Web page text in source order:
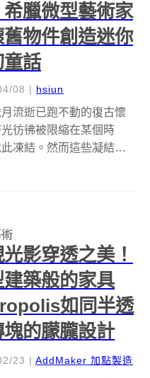
希臘微型藝術家
物件創造迷你
話
08 | hsiun
流逝已跑不動的復古懷
彷彿被限縮在某個時
凍結。然而這些凝結起
錶、吊墜等懷舊物件
影穿透之美！
築般的家具
如同半透
的朦朧設計
23 | AddMaker 加點製造